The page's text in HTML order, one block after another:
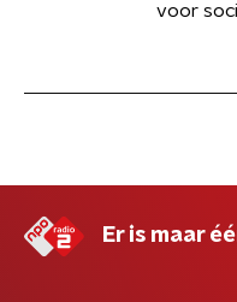
voor
Er is maar